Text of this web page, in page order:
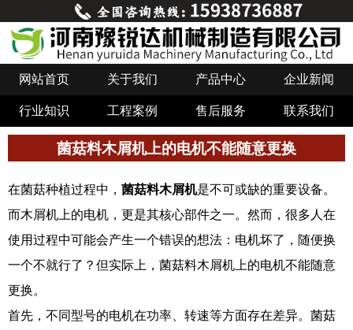
网站首页 关于我们 产品中心 企业新闻
行业知识 工程案例 售后服务 联系我们
菌菇料木屑机上的电机不能随意更换
在菌菇种植过程中， 菌菇料木屑机是不可或缺的重要设备。
而木屑机上的电机，更是其核心部件之一。然而，很多人在
使用过程中可能会产生一个错误的想法：电机坏了，随便换
一个不就行了？但实际上，菌菇料木屑机上的电机不能随意
更换。
首先，不同型号的电机在功率、转速等方面存在差异。菌菇